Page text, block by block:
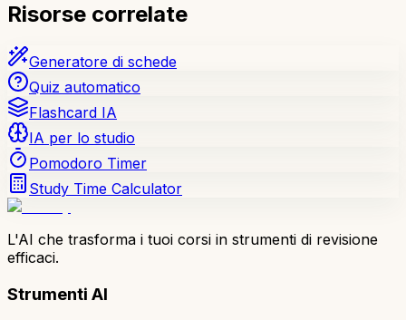
Risorse correlate
Generatore di schede
Quiz automatico
Flashcard IA
IA per lo studio
Pomodoro Timer
Study Time Calculator
L'AI che trasforma i tuoi corsi in strumenti di revisione
efficaci.
Strumenti AI